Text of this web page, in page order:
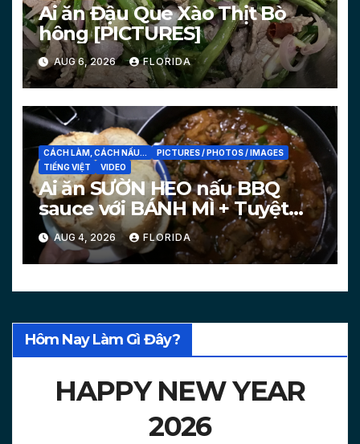
Ai ăn Đậu Que Xào Thịt Bò
hông [PICTURES]
AUG 6, 2026 FLORIDA
CÁCH LÀM, CÁCH NẤU...
PICTURES / PHOTOS / IMAGES
TIẾNG VIỆT
VIDEO
Ai ăn SƯỜN HEO nấu BBQ
sauce với BÁNH MÌ + Tuyệt
chiêu làm bánh mì nóng
[PICTURES, VIDEO]
AUG 4, 2026 FLORIDA
Hôm Nay Làm Gì Đây?
HAPPY NEW YEAR
2026